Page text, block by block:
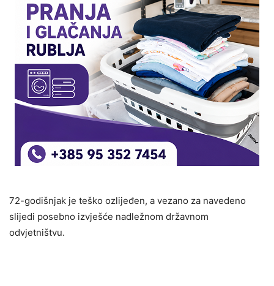
72-godišnjak je teško ozlijeđen, a vezano za navedeno
slijedi posebno izvješće nadležnom državnom
odvjetništvu.